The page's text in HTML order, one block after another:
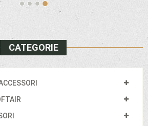
CATEGORIE